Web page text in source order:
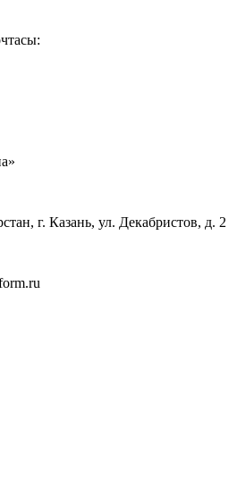
г. Казань, ул. Декабристов, д. 2